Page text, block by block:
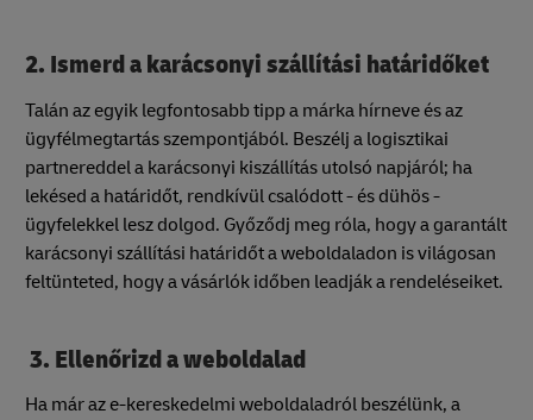
2. Ismerd a karácsonyi szállítási határidőket
Talán az egyik legfontosabb tipp a márka hírneve és az
ügyfélmegtartás szempontjából. Beszélj a logisztikai
partnereddel a karácsonyi kiszállítás utolsó napjáról; ha
lekésed a határidőt, rendkívül csalódott - és dühös -
ügyfelekkel lesz dolgod. Győződj meg róla, hogy a garantált
karácsonyi szállítási határidőt a weboldaladon is világosan
feltünteted, hogy a vásárlók időben leadják a rendeléseiket.
3. Ellenőrizd a weboldalad
Ha már az e-kereskedelmi weboldaladról beszélünk, a